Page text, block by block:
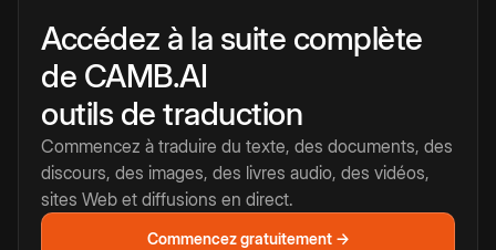
Accédez à la suite complète
de CAMB.AI
outils de traduction
Commencez à traduire du texte, des documents, des
discours, des images, des livres audio, des vidéos,
sites Web et diffusions en direct.
Commencez gratuitement →